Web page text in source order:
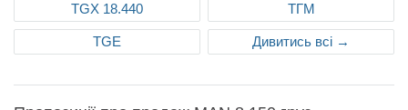
TGX 18.440 ТГМ
TGE Дивитись всі →